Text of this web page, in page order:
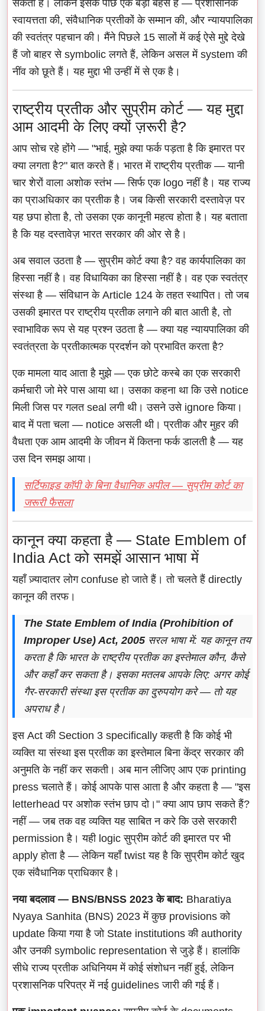
सकता है। लेकिन इसके पीछे एक बड़ी बहस है — प्रशासनिक
स्वायत्तता की, संवैधानिक प्रतीकों के सम्मान की, और न्यायपालिका
की स्वतंत्र पहचान की। मैंने पिछले 15 सालों में कई ऐसे मुद्दे देखे
हैं जो बाहर से symbolic लगते हैं, लेकिन असल में system की
नींव को छूते हैं। यह मुद्दा भी उन्हीं में से एक है।
राष्ट्रीय प्रतीक और सुप्रीम कोर्ट — यह मुद्दा
आम आदमी के लिए क्यों ज़रूरी है?
आप सोच रहे होंगे — "भाई, मुझे क्या फर्क पड़ता है कि इमारत पर
क्या लगता है?" बात करते हैं। भारत में राष्ट्रीय प्रतीक — यानी
चार शेरों वाला अशोक स्तंभ — सिर्फ एक logo नहीं है। यह राज्य
का प्राअधिकार का प्रतीक है। जब किसी सरकारी दस्तावेज़ पर
यह छपा होता है, तो उसका एक कानूनी महत्व होता है। यह बताता
है कि यह दस्तावेज़ भारत सरकार की ओर से है।
अब सवाल उठता है — सुप्रीम कोर्ट क्या है? वह कार्यपालिका का
हिस्सा नहीं है। वह विधायिका का हिस्सा नहीं है। वह एक स्वतंत्र
संस्था है — संविधान के Article 124 के तहत स्थापित। तो जब
उसकी इमारत पर राष्ट्रीय प्रतीक लगाने की बात आती है, तो
स्वाभाविक रूप से यह प्रश्न उठता है — क्या यह न्यायपालिका की
स्वतंत्रता के प्रतीकात्मक प्रदर्शन को प्रभावित करता है?
एक मामला याद आता है मुझे — एक छोटे कस्बे का एक सरकारी
कर्मचारी जो मेरे पास आया था। उसका कहना था कि उसे notice
मिली जिस पर गलत seal लगी थी। उसने उसे ignore किया।
बाद में पता चला — notice असली थी। प्रतीक और मुहर की
वैधता एक आम आदमी के जीवन में कितना फर्क डालती है — यह
उस दिन समझ आया।
सर्टिफाइड कॉपी के बिना वैधानिक अपील — सुप्रीम कोर्ट का
जरूरी फैसला
कानून क्या कहता है — State Emblem of
India Act को समझें आसान भाषा में
यहाँ ज़्यादातर लोग confuse हो जाते हैं। तो चलते हैं directly
कानून की तरफ।
The State Emblem of India (Prohibition of
Improper Use) Act, 2005सरल भाषा में: यह कानून तय
करता है कि भारत के राष्ट्रीय प्रतीक का इस्तेमाल कौन, कैसे
और कहाँ कर सकता है। इसका मतलब आपके लिए: अगर कोई
गैर-सरकारी संस्था इस प्रतीक का दुरुपयोग करे — तो यह
अपराध है।
इस Act की Section 3 specifically कहती है कि कोई भी
व्यक्ति या संस्था इस प्रतीक का इस्तेमाल बिना केंद्र सरकार की
अनुमति के नहीं कर सकती। अब मान लीजिए आप एक printing
press चलाते हैं। कोई आपके पास आता है और कहता है — "इस
letterhead पर अशोक स्तंभ छाप दो।" क्या आप छाप सकते हैं?
नहीं — जब तक वह व्यक्ति यह साबित न करे कि उसे सरकारी
permission है। यही logic सुप्रीम कोर्ट की इमारत पर भी
apply होता है — लेकिन यहाँ twist यह है कि सुप्रीम कोर्ट खुद
एक संवैधानिक प्राधिकार है।
नया बदलाव — BNS/BNSS 2023 के बाद: Bharatiya
Nyaya Sanhita (BNS) 2023 में कुछ provisions को
update किया गया है जो State institutions की authority
और उनकी symbolic representation से जुड़े हैं। हालांकि
सीधे राज्य प्रतीक अधिनियम में कोई संशोधन नहीं हुई, लेकिन
प्रशासनिक परिपत्र में नई guidelines जारी की गई हैं।